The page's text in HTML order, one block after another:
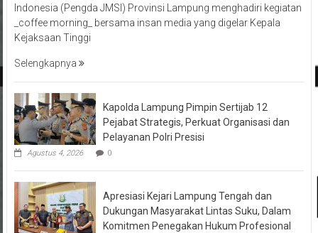
Indonesia (Pengda JMSI) Provinsi Lampung menghadiri kegiatan
_coffee morning_ bersama insan media yang digelar Kepala
Kejaksaan Tinggi
Selengkapnya
Kapolda Lampung Pimpin Sertijab 12
Pejabat Strategis, Perkuat Organisasi dan
Pelayanan Polri Presisi
Agustus 4, 2026 0
Apresiasi Kejari Lampung Tengah dan
Dukungan Masyarakat Lintas Suku, Dalam
Komitmen Penegakan Hukum Profesional